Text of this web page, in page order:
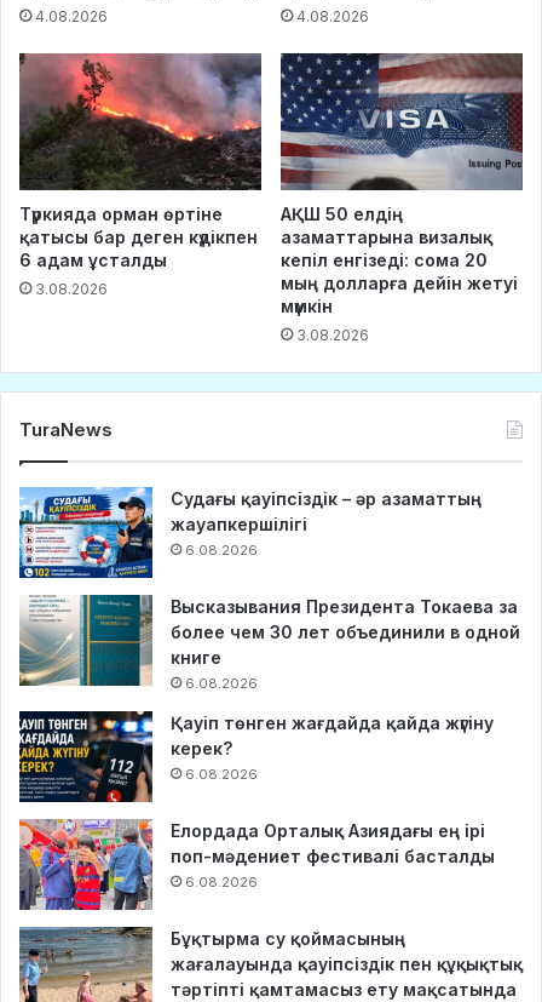
4.08.2026 4.08.2026
Түркияда орман өртіне
қатысы бар деген күдікпен
6 адам ұсталды
3.08.2026
АҚШ 50 елдің
азаматтарына визалық
кепіл енгізеді: сома 20
мың долларға дейін жетуі
мүмкін
3.08.2026
TuraNews
Судағы қауіпсіздік – әр азаматтың
жауапкершілігі
6.08.2026
Высказывания Президента Токаева за
более чем 30 лет объединили в одной
книге
6.08.2026
Қауіп төнген жағдайда қайда жүгіну
керек?
6.08.2026
Елордада Орталық Азиядағы ең ірі
поп-мәдениет фестивалі басталды
6.08.2026
Бұқтырма су қоймасының
жағалауында қауіпсіздік пен құқықтық
тәртіпті қамтамасыз ету мақсатында